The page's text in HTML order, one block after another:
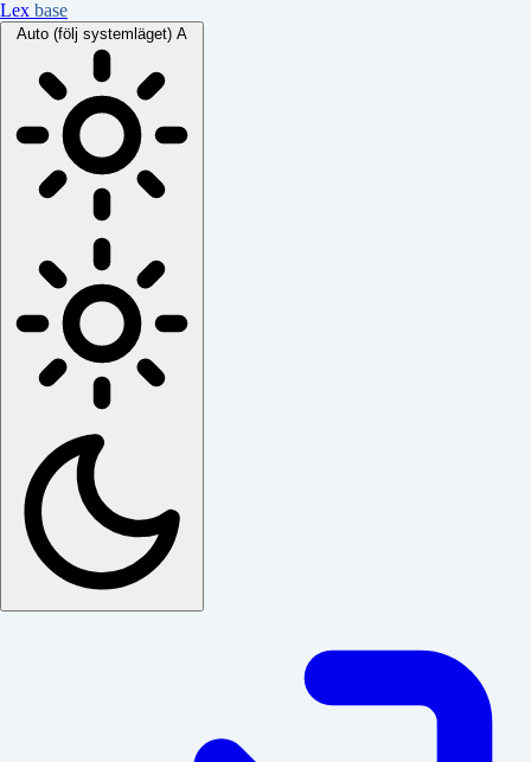
Lex base
Auto (följ systemläget) A